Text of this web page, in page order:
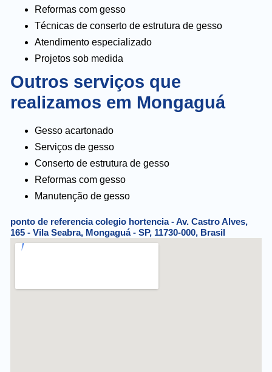
Reformas com gesso
Técnicas de conserto de estrutura de gesso
Atendimento especializado
Projetos sob medida
Outros serviços que
realizamos em Mongaguá
Gesso acartonado
Serviços de gesso
Conserto de estrutura de gesso
Reformas com gesso
Manutenção de gesso
ponto de referencia colegio hortencia - Av. Castro Alves,
165 - Vila Seabra, Mongaguá - SP, 11730-000, Brasil